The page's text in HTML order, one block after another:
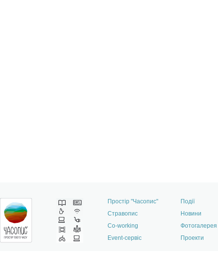
Простір "Часопис"
Події
Стравопис
Новини
Co-working
Фотогалерея
Event-сервіс
Проекти